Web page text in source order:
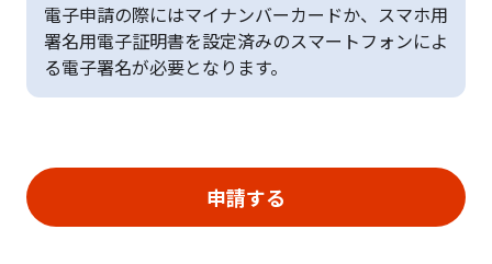
電子申請の際にはマイナンバーカードか、スマホ用
署名用電子証明書を設定済みのスマートフォンによ
る電子署名が必要となります。